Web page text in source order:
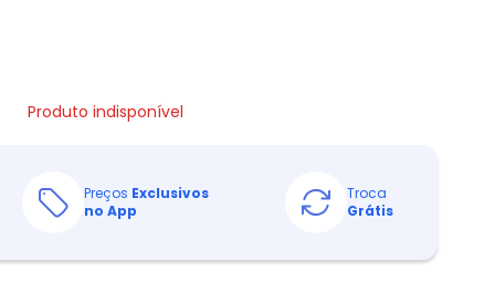
Produto indisponível
Preços Exclusivos
no App
Troca
Grátis